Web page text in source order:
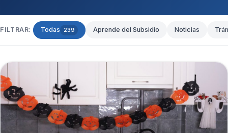
FILTRAR: Todas 239 Aprende del Subsidio Noticias